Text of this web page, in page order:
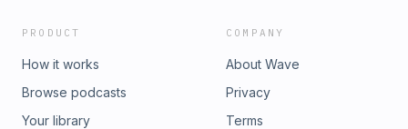
PRODUCT
How it works
Browse podcasts
Your library
COMPANY
About Wave
Privacy
Terms